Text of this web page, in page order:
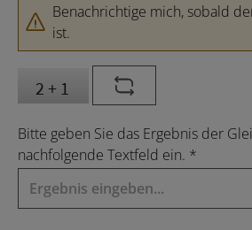
Benachrichtige mich, sobald
ist.
Bitte geben Sie das Ergebnis der
nachfolgende Textfeld ein. *